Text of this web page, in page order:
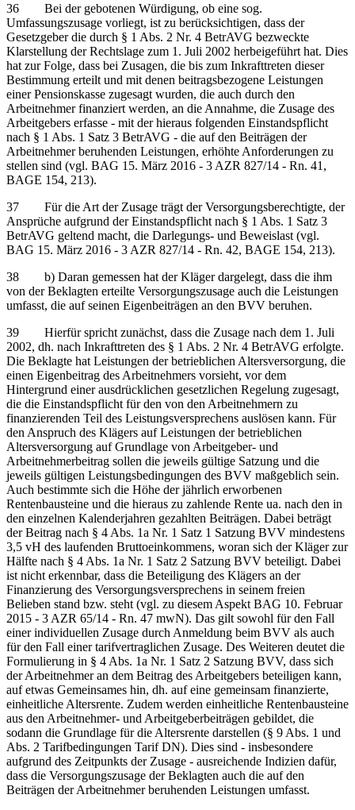
36 Bei der gebotenen Würdigung, ob eine sog.
Umfassungszusage vorliegt, ist zu berücksichtigen, dass der
Gesetzgeber die durch § 1 Abs. 2 Nr. 4 BetrAVG bezweckte
Klarstellung der Rechtslage zum 1. Juli 2002 herbeigeführt hat. Dies
hat zur Folge, dass bei Zusagen, die bis zum Inkrafttreten dieser
Bestimmung erteilt und mit denen beitragsbezogene Leistungen
einer Pensionskasse zugesagt wurden, die auch durch den
Arbeitnehmer finanziert werden, an die Annahme, die Zusage des
Arbeitgebers erfasse - mit der hieraus folgenden Einstandspflicht
nach § 1 Abs. 1 Satz 3 BetrAVG - die auf den Beiträgen der
Arbeitnehmer beruhenden Leistungen, erhöhte Anforderungen zu
stellen sind (vgl. BAG 15. März 2016 - 3 AZR 827/14 - Rn. 41,
BAGE 154, 213).
37 Für die Art der Zusage trägt der Versorgungsberechtigte, der
Ansprüche aufgrund der Einstandspflicht nach § 1 Abs. 1 Satz 3
BetrAVG geltend macht, die Darlegungs- und Beweislast (vgl.
BAG 15. März 2016 - 3 AZR 827/14 - Rn. 42, BAGE 154, 213).
38 b) Daran gemessen hat der Kläger dargelegt, dass die ihm
von der Beklagten erteilte Versorgungszusage auch die Leistungen
umfasst, die auf seinen Eigenbeiträgen an den BVV beruhen.
39 Hierfür spricht zunächst, dass die Zusage nach dem 1. Juli
2002, dh. nach Inkrafttreten des § 1 Abs. 2 Nr. 4 BetrAVG erfolgte.
Die Beklagte hat Leistungen der betrieblichen Altersversorgung, die
einen Eigenbeitrag des Arbeitnehmers vorsieht, vor dem
Hintergrund einer ausdrücklichen gesetzlichen Regelung zugesagt,
die die Einstandspflicht für den von den Arbeitnehmern zu
finanzierenden Teil des Leistungsversprechens auslösen kann. Für
den Anspruch des Klägers auf Leistungen der betrieblichen
Altersversorgung auf Grundlage von Arbeitgeber- und
Arbeitnehmerbeitrag sollen die jeweils gültige Satzung und die
jeweils gültigen Leistungsbedingungen des BVV maßgeblich sein.
Auch bestimmte sich die Höhe der jährlich erworbenen
Rentenbausteine und die hieraus zu zahlende Rente ua. nach den in
den einzelnen Kalenderjahren gezahlten Beiträgen. Dabei beträgt
der Beitrag nach § 4 Abs. 1a Nr. 1 Satz 1 Satzung BVV mindestens
3,5 vH des laufenden Bruttoeinkommens, woran sich der Kläger zur
Hälfte nach § 4 Abs. 1a Nr. 1 Satz 2 Satzung BVV beteiligt. Dabei
ist nicht erkennbar, dass die Beteiligung des Klägers an der
Finanzierung des Versorgungsversprechens in seinem freien
Belieben stand bzw. steht (vgl. zu diesem Aspekt BAG 10. Februar
2015 - 3 AZR 65/14 - Rn. 47 mwN). Das gilt sowohl für den Fall
einer individuellen Zusage durch Anmeldung beim BVV als auch
für den Fall einer tarifvertraglichen Zusage. Des Weiteren deutet die
Formulierung in § 4 Abs. 1a Nr. 1 Satz 2 Satzung BVV, dass sich
der Arbeitnehmer an dem Beitrag des Arbeitgebers beteiligen kann,
auf etwas Gemeinsames hin, dh. auf eine gemeinsam finanzierte,
einheitliche Altersrente. Zudem werden einheitliche Rentenbausteine
aus den Arbeitnehmer- und Arbeitgeberbeiträgen gebildet, die
sodann die Grundlage für die Altersrente darstellen (§ 9 Abs. 1 und
Abs. 2 Tarifbedingungen Tarif DN). Dies sind - insbesondere
aufgrund des Zeitpunkts der Zusage - ausreichende Indizien dafür,
dass die Versorgungszusage der Beklagten auch die auf den
Beiträgen der Arbeitnehmer beruhenden Leistungen umfasst.